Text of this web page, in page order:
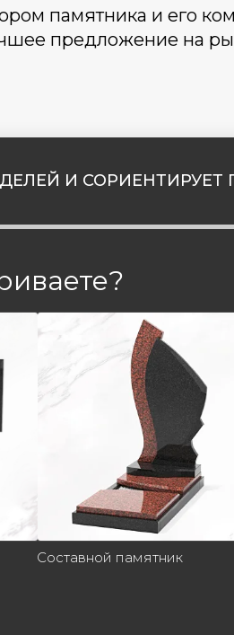
памятника и его
предложение на
И СОРИЕНТИРУЕТ
Составной памятник